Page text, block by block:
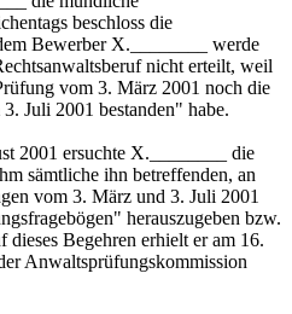
beschloss die
Bewerber X.________ werde
nicht erteilt, weil
vom 3. März 2001 noch die
Juli 2001 bestanden" habe.
2001 ersuchte X.________ die
sämtliche ihn betreffenden, an
vom 3. März und 3. Juli 2001
herauszugeben bzw.
Begehren erhielt er am 16.
Anwaltsprüfungskommission